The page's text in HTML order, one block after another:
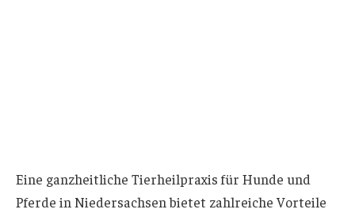
Eine ganzheitliche Tierheilpraxis für Hunde und
Pferde in Niedersachsen bietet zahlreiche Vorteile